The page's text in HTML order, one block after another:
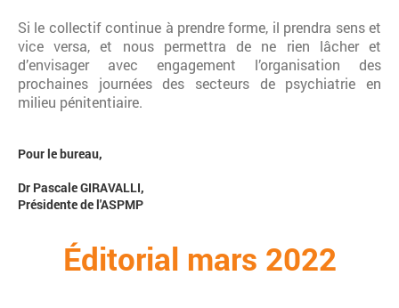
Si le collectif continue à prendre forme, il prendra sens et
vice versa, et nous permettra de ne rien lâcher et
d’envisager avec engagement l’organisation des
prochaines journées des secteurs de psychiatrie en
milieu pénitentiaire.
Pour le bureau,
Dr Pascale GIRAVALLI,
Présidente de l'ASPMP
Éditorial mars 2022